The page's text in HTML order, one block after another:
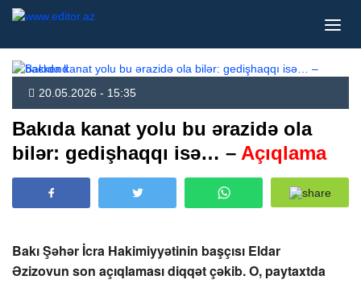
20.05.2026 - 15:35
Bakıda kanat yolu bu ərazidə ola
bilər: gedişhaqqı isə… – Açıqlama
Bakı Şəhər İcra Hakimiyyətinin başçısı Eldar
Əzizovun son açıqlaması diqqət çəkib. O, paytaxtda